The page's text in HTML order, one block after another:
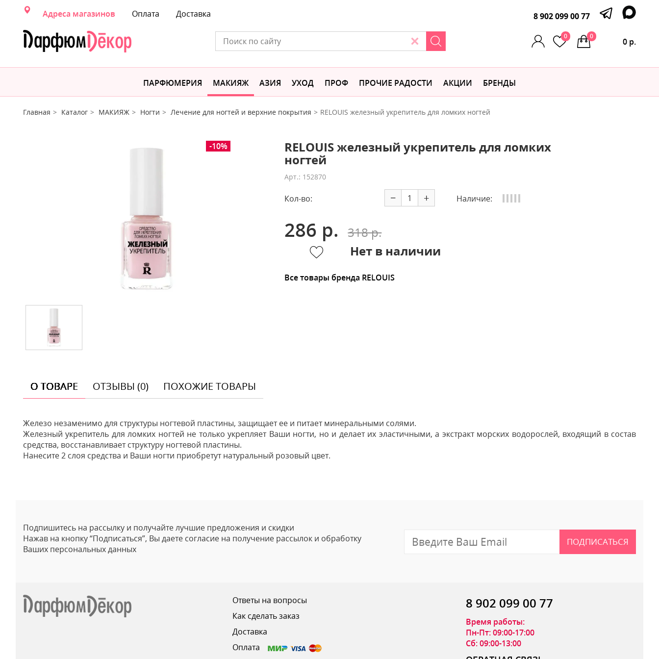
Адреса магазинов Оплата Доставка 8 902 099 00 77
0
0 р.
0
ПАРФЮМЕРИЯ МАКИЯЖ АЗИЯ УХОД ПРОФ ПРОЧИЕ РАДОСТИ АКЦИИ БРЕНДЫ
Главная Каталог МАКИЯЖ Ногти Лечение для ногтей и верхние покрытия RELOUIS железный укрепитель для ломких ногтей
-10% RELOUIS железный укрепитель для ломких
ногтей
Арт.: 152870
Кол-во: − + Наличие:
286 р.
318 р.
Нет в наличии
Все товары бренда RELOUIS
О ТОВАРЕ ОТЗЫВЫ (0) ПОХОЖИЕ ТОВАРЫ
Железо незаменимо для структуры ногтевой пластины, защищает ее и питает минеральными солями.
Железный укрепитель для ломких ногтей не только укрепляет Ваши ногти, но и делает их эластичными, а экстракт морских водорослей, входящий в состав
средства, восстанавливает структуру ногтевой пластины.
Нанесите 2 слоя средства и Ваши ногти приобретут натуральный розовый цвет.
Подпишитесь на рассылку и получайте лучшие предложения и скидки
Нажав на кнопку “Подписаться”, Вы даете согласие на получение рассылок и обработку
Ваших персональных данных
ПОДПИСАТЬСЯ
Ответы на вопросы
Как сделать заказ
Доставка
Оплата
8 902 099 00 77
Время работы:
Пн-Пт: 09:00-17:00
Сб: 09:00-13:00